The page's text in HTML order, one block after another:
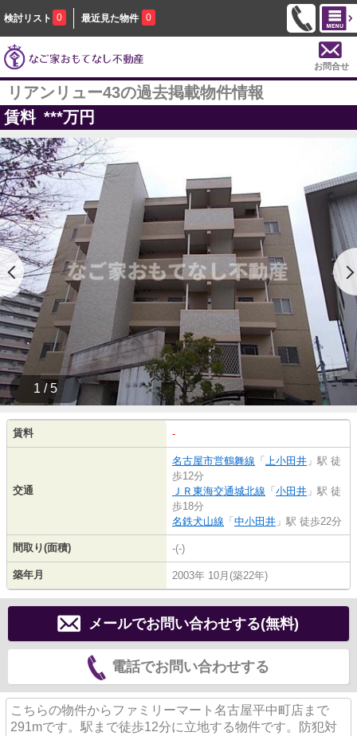
検討リスト 0 最近見た物件 0
お問合せ
リアンリュー43の過去掲載物件情報
賃料 ***万円
1 / 5
賃料 -
交通
名古屋市営鶴舞線 「 上小田井 」駅 徒
歩12分
ＪＲ東海交通城北線 「 小田井 」駅 徒
歩18分
名鉄犬山線 「 中小田井 」駅 徒歩22分
間取り(面積) -(-)
築年月 2003年 10月(築22年)
メールでお問い合わせする(無料)
電話でお問い合わせする
こちらの物件からファミリーマート名古屋平中町店まで
291mです。駅まで徒歩12分に立地する物件です。防犯対